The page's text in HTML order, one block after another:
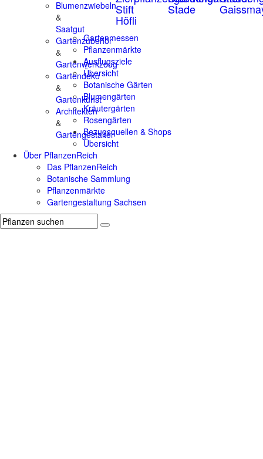
Blumenzwiebeln
&
Saatgut
Gartenzubehör
&
Gartenwerkzeug
Gartendeko
&
Gartenkunst
Architekten
&
Gartengestalter
Stift
Höfli
Stade
Gartenmessen
Pflanzenmärkte
Ausflugsziele
Übersicht
Botanische Gärten
Blumengärten
Kräutergärten
Rosengärten
Bezugsquellen & Shops
Übersicht
Über PflanzenReich
Das PflanzenReich
Botanische Sammlung
Pflanzenmärkte
Gartengestaltung Sachsen